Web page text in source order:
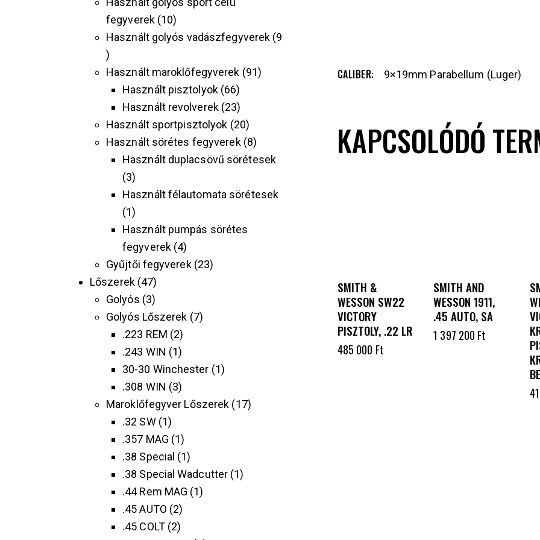
СALIBER 9×19mm Parabellum (Luger)
KAPCSOLÓDÓ
SMITH &
WESSON SW22
VICTORY
PISZTOLY, .22 LR
485 000 Ft
SMITH AND
WESSON 1911,
.45 AUTO, SA
1 397 200 Ft
fegyverek 10
Használt golyós vadászfegyverek 9
Használt maroklőfegyverek 91
Használt pisztolyok 66
Használt revolverek 23
Használt sportpisztolyok 20
Használt sörétes fegyverek 8
Használt duplacsövű sörétesek
3
Használt félautomata sörétesek
1
Használt pumpás sörétes
fegyverek 4
Gyűjtői fegyverek 23
Lőszerek 47
Golyós 3
Golyós Lőszerek 7
.223 REM 2
.243 WIN
1
30-30 Winchester 1
.308 WIN
3
Maroklőfegyver Lőszerek 17
.32 SW 1
.357 MAG 1
.38 Special
1
.38 Special Wadcutter 1
.44 Rem MAG 1
.45 AUTO 2
.45 COLT 2